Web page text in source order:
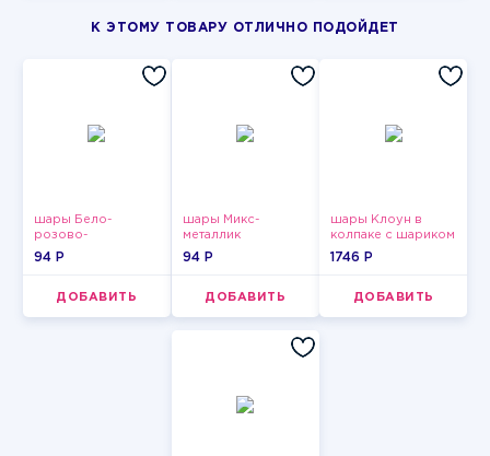
К ЭТОМУ ТОВАРУ ОТЛИЧНО ПОДОЙДЕТ
шары Бело-
розово-
фиолетово-
94 P
ДОБАВИТЬ
шары Микс-
металлик
94 P
ДОБАВИТЬ
шары Клоун в
колпаке с шариком
1746 P
ДОБАВИТЬ